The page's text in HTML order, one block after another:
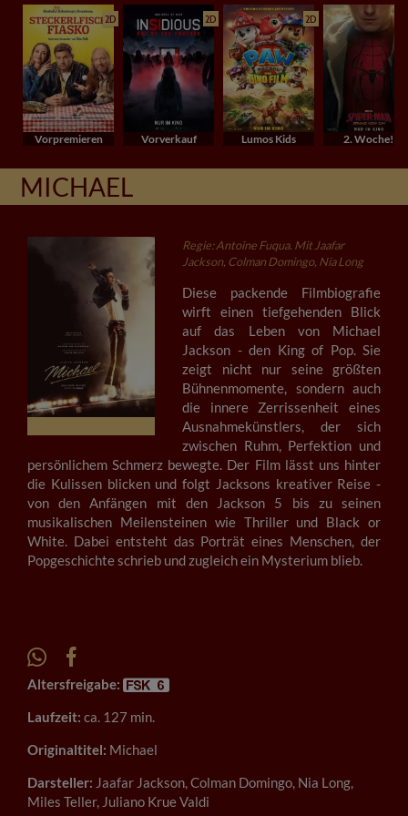
2D
Vorpremieren
2D
Vorverkauf
2D
Lumos Kids 2. Woche!
MICHAEL
Regie: Antoine Fuqua. Mit Jaafar
Jackson, Colman Domingo, Nia Long
Diese packende Filmbiografie
wirft einen tiefgehenden Blick
auf das Leben von Michael
Jackson - den King of Pop. Sie
zeigt nicht nur seine größten
Bühnenmomente, sondern auch
die innere Zerrissenheit eines
Ausnahmekünstlers, der sich
zwischen Ruhm, Perfektion und
persönlichem Schmerz bewegte. Der Film lässt uns hinter
die Kulissen blicken und folgt Jacksons kreativer Reise -
von den Anfängen mit den Jackson 5 bis zu seinen
musikalischen Meilensteinen wie Thriller und Black or
White. Dabei entsteht das Porträt eines Menschen, der
Popgeschichte schrieb und zugleich ein Mysterium blieb.
Altersfreigabe:
Laufzeit: ca. 127 min.
Originaltitel: Michael
Darsteller: Jaafar Jackson, Colman Domingo, Nia Long,
Miles Teller, Juliano Krue Valdi